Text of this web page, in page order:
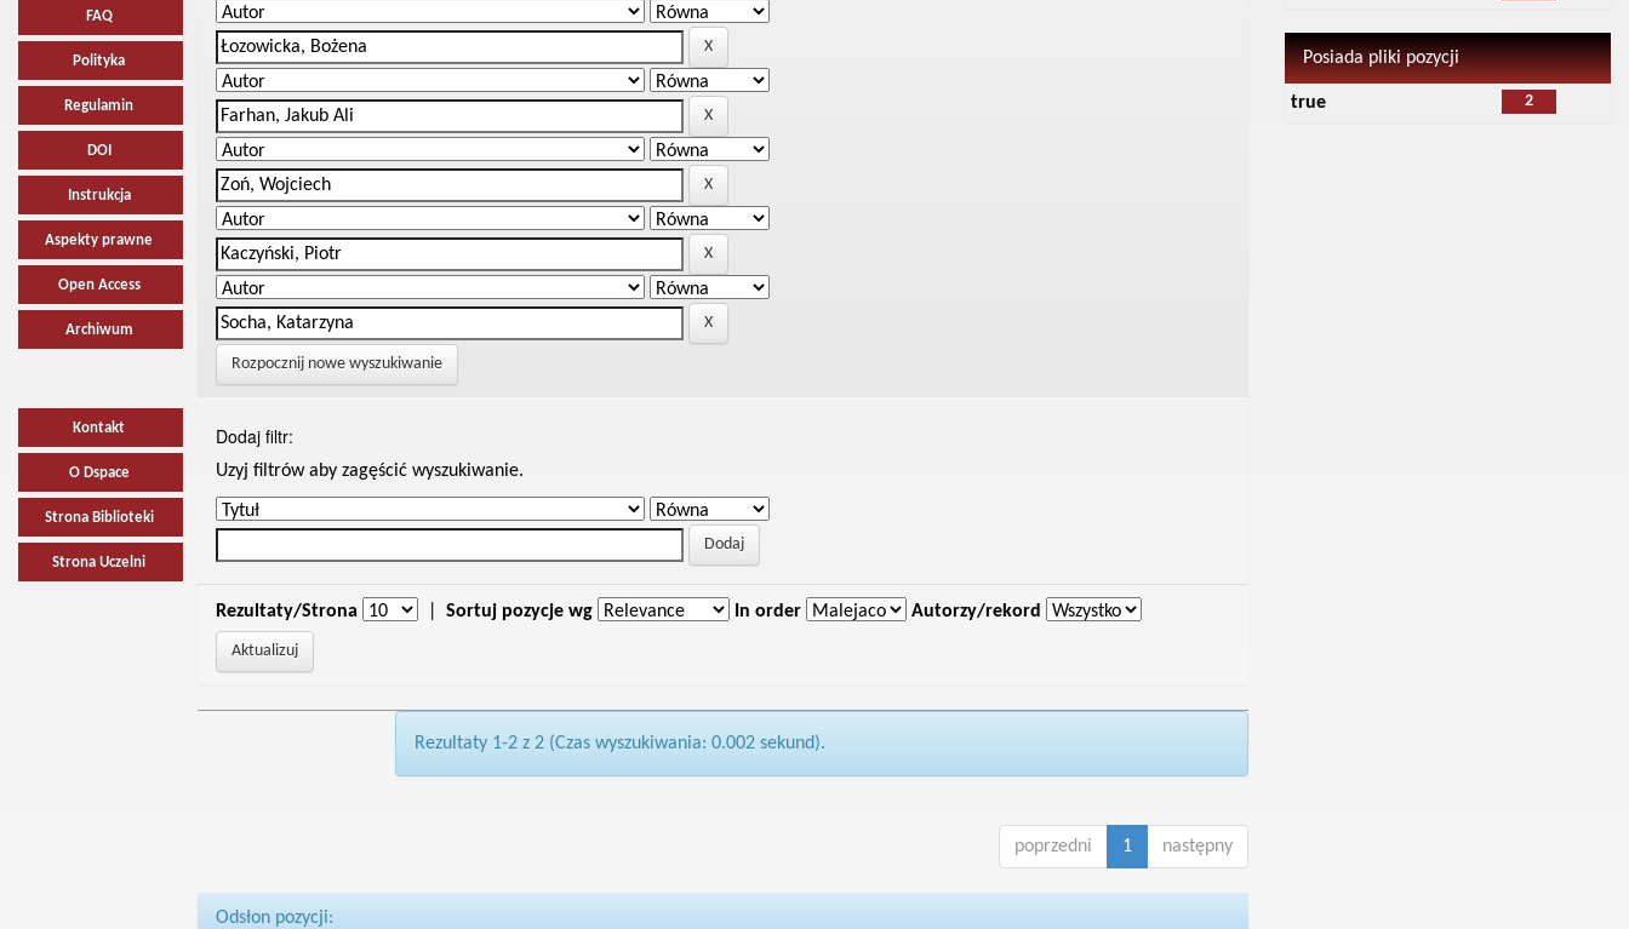
FAQ
Polityka
Regulamin
DOI
Instrukcja
Aspekty prawne
Open Access
Archiwum
Kontakt
O Dspace
Strona Biblioteki
Strona Uczelni
Rozpocznij nowe wyszukiwanie
Dodaj filtr:
Uzyj filtrów aby zagęścić wyszukiwanie.
Rezultaty/Strona Sortuj pozycje wg In order Autorzy/rekord
Rezultaty 1-2 z 2 (Czas wyszukiwania: 0.002 sekund).
poprzedni 1 następny
Odsłon pozycji:
Posiada pliki pozycji
2
true